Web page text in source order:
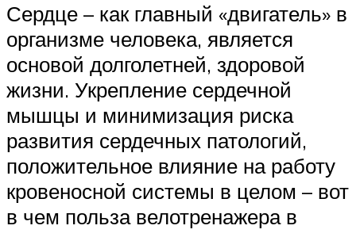
Сердце – как главный «двигатель» в
организме человека, является
основой долголетней, здоровой
жизни. Укрепление сердечной
мышцы и минимизация риска
развития сердечных патологий,
положительное влияние на работу
кровеносной системы в целом – вот
в чем польза велотренажера в